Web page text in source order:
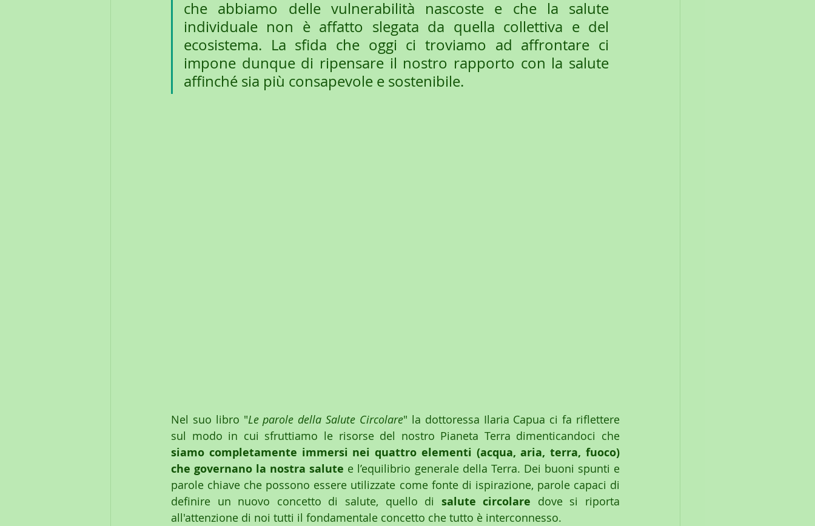
che abbiamo delle vulnerabilità nascoste e che la salute
individuale non è affatto slegata da quella collettiva e del
ecosistema. La sfida che oggi ci troviamo ad affrontare ci
impone dunque di ripensare il nostro rapporto con la salute
affinché sia più consapevole e sostenibile.
Nel suo libro "Le parole della Salute Circolare" la dottoressa Ilaria Capua ci fa riflettere
siamo completamente immersi nei quattro elementi (acqua, aria, terra, fuoco)
che governano la nostra salute e l’equilibrio generale della Terra. Dei buoni spunti e
parole chiave che possono essere utilizzate come fonte di ispirazione, parole capaci di
definire un nuovo concetto di salute, quello di salute circolare dove si riporta
all'attenzione di noi tutti il fondamentale concetto che tutto è interconnesso.